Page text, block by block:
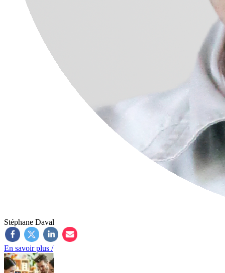
Stéphane Daval
En savoir plus /